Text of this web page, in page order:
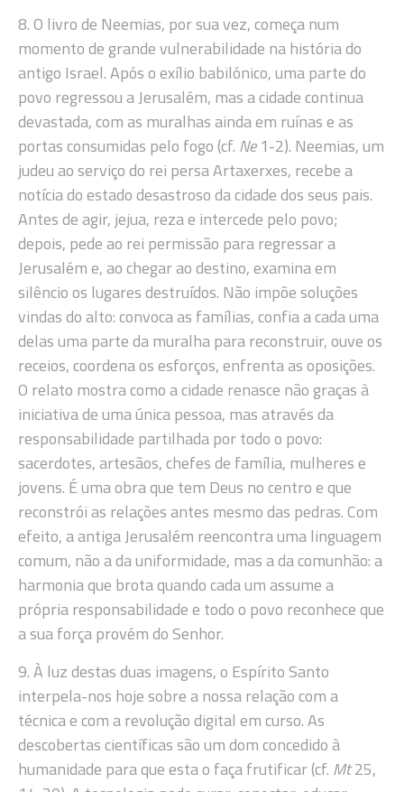
8. O livro de Neemias, por sua vez, começa num
momento de grande vulnerabilidade na história do
antigo Israel. Após o exílio babilónico, uma parte do
povo regressou a Jerusalém, mas a cidade continua
devastada, com as muralhas ainda em ruínas e as
portas consumidas pelo fogo (cf. Ne1-2). Neemias, um
judeu ao serviço do rei persa Artaxerxes, recebe a
notícia do estado desastroso da cidade dos seus pais.
Antes de agir, jejua, reza e intercede pelo povo;
depois, pede ao rei permissão para regressar a
Jerusalém e, ao chegar ao destino, examina em
silêncio os lugares destruídos. Não impõe soluções
vindas do alto: convoca as famílias, confia a cada uma
delas uma parte da muralha para reconstruir, ouve os
receios, coordena os esforços, enfrenta as oposições.
O relato mostra como a cidade renasce não graças à
iniciativa de uma única pessoa, mas através da
responsabilidade partilhada por todo o povo:
sacerdotes, artesãos, chefes de família, mulheres e
jovens. É uma obra que tem Deus no centro e que
reconstrói as relações antes mesmo das pedras. Com
efeito, a antiga Jerusalém reencontra uma linguagem
comum, não a da uniformidade, mas a da comunhão: a
harmonia que brota quando cada um assume a
própria responsabilidade e todo o povo reconhece que
a sua força provém do Senhor.
9. À luz destas duas imagens, o Espírito Santo
interpela-nos hoje sobre a nossa relação com a
técnica e com a revolução digital em curso. As
descobertas científicas são um dom concedido à
humanidade para que esta o faça frutificar (cf. Mt25,